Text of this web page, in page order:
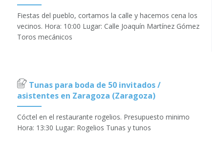
Fiestas del pueblo, cortamos la calle y hacemos cena los
vecinos. Hora: 10:00 Lugar: Calle Joaquín Martínez Gómez
Toros mecánicos
Tunas para boda de 50 invitados /
asistentes en Zaragoza (Zaragoza)
Cóctel en el restaurante rogelios. Presupuesto minimo
Hora: 13:30 Lugar: Rogelios Tunas y tunos